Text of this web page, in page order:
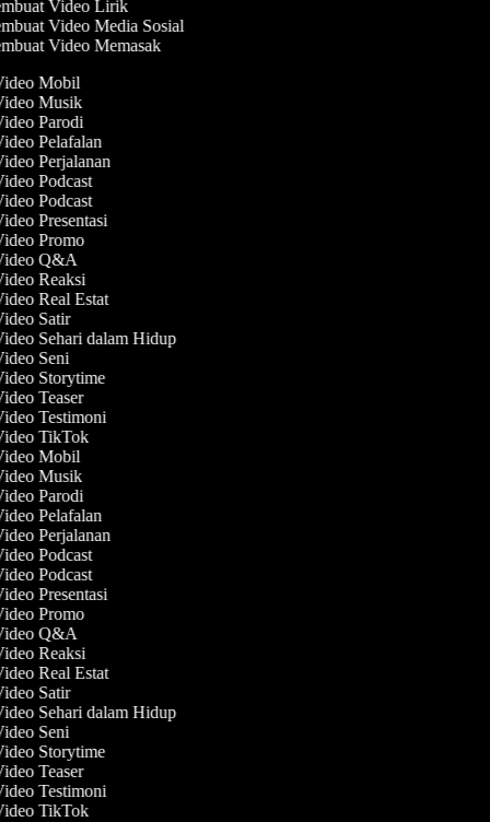
Video Lirik
Video Media Sosial
Video Memasak
Mobil
Musik
Parodi
Pelafalan
Perjalanan
Podcast
Podcast
Presentasi
Promo
Q&A
Reaksi
Real Estat
Satir
Sehari dalam Hidup
Seni
Storytime
Teaser
Testimoni
TikTok
Mobil
Musik
Parodi
Pelafalan
Perjalanan
Podcast
Podcast
Presentasi
Promo
Q&A
Reaksi
Real Estat
Satir
Sehari dalam Hidup
Seni
Storytime
Teaser
Testimoni
TikTok